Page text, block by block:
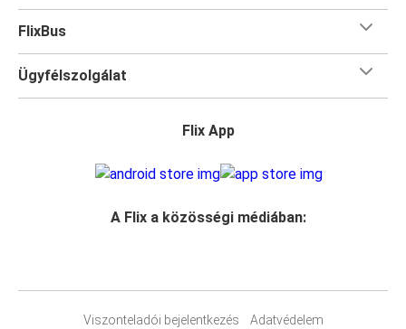
FlixBus
Ügyfélszolgálat
Flix App
A Flix a közösségi médiában:
Viszonteladói bejelentkezés Adatvédelem